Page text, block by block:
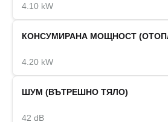
4.10 kW
КОНСУМИРАНА МОЩНОСТ
4.20 kW
ШУМ (ВЪТРЕШНО ТЯЛО)
42 dB